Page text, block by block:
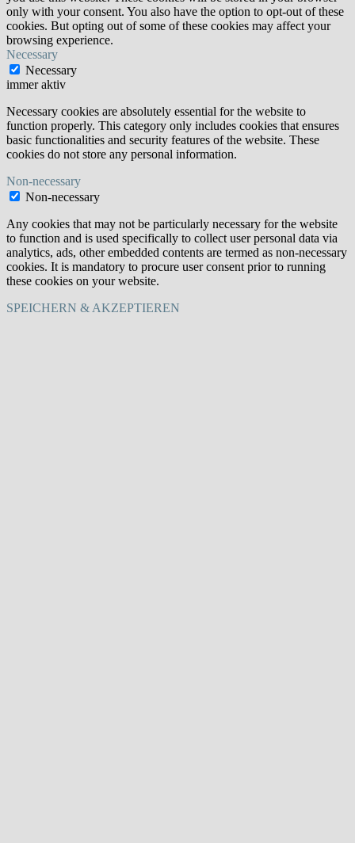
only with your consent. You also have the option to opt-out of these
cookies. But opting out of some of these cookies may affect your
browsing experience.
Necessary
Necessary
immer aktiv
Necessary cookies are absolutely essential for the website to
function properly. This category only includes cookies that ensures
basic functionalities and security features of the website. These
cookies do not store any personal information.
Non-necessary
Non-necessary
Any cookies that may not be particularly necessary for the website
to function and is used specifically to collect user personal data via
analytics, ads, other embedded contents are termed as non-necessary
cookies. It is mandatory to procure user consent prior to running
these cookies on your website.
SPEICHERN & AKZEPTIEREN